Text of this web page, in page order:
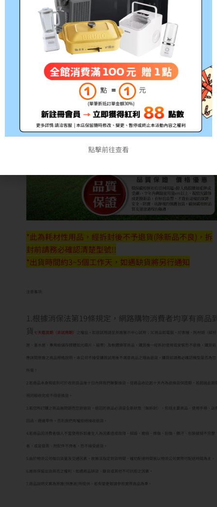
*此為耗材性用品，經拆封後不予退貨(除新品不良)，拆
封前請務必確認清楚型號!!
*出貨時間約3~5個工作天，如遇缺貨將另行通知
注意事項:
1.根據消保法第19條規定，網路購物消費者均享有商品
貨 七天鑑賞期（非試用期） 之權益。如欲試用請至原廠展示中心試用；3C商品如電腦、印表機、耗材類（碳粉
匣、墨水匣、專用紙儲存媒體如光碟片、磁帶）及軟體類等商品，購買後一經拆封使用或安裝恕不退換，購買前
應詳閱原廠之商品規格說明，本公司不接受購買試用後不滿意商品之理由退貨。購買前請務必確認機型是否為您
所需！
2.若商品本身瑕疵則可於收到貨品後十日內與我們聯繫換貨。從商品收訖起十天內為退換貨保證期，若超過此期
視同驗收完成不得退換貨。
3.若您所訂購之商品無問題而您欲退貨，退回的商品必須是全新狀態（無拆封），包括主要商品、使用手冊、註
回函、週邊零件，否則我們有權拒絕接收退貨。
4.若商品因消費者個人不當使用拆卸產生人為因素造成故障、損毀、磨損、擦傷、刮傷、髒汙、包裝破損不完整
者，或是發票、附配件不齊者，恕不接受退貨。
5.由於物流公司每日貨量及交通因素，故無法指定到貨時間，確切配達時間皆以物流公司實際可配送時間為主。
6.廠商保留出貨與否之權利，如遇商品缺貨、斷貨或其他不可抗拒之因素。
7.商品說明文案為原廠(供應商)所提供，若有變更敬請參照實際商品為準。
點擊前往查看